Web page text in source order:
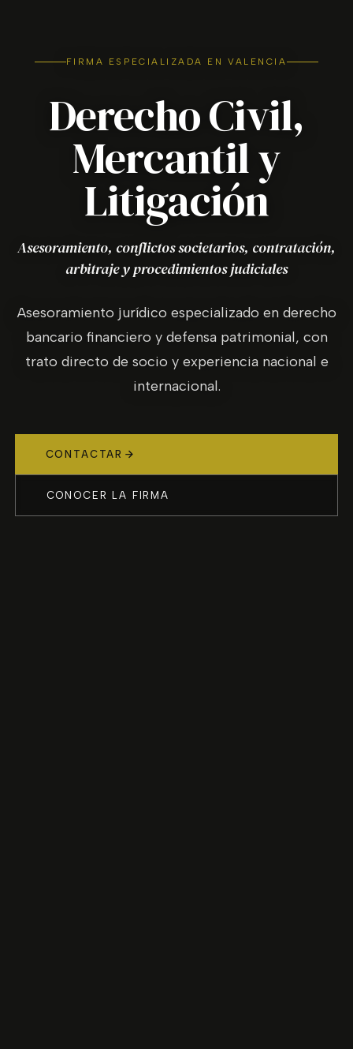
FIRMA ESPECIALIZADA EN VALENCIA
Derecho Civil,
Mercantil y
Litigación
Asesoramiento, conflictos societarios, contratación,
arbitraje y procedimientos judiciales
Asesoramiento jurídico especializado en derecho
bancario financiero y defensa patrimonial, con
trato directo de socio y experiencia nacional e
internacional.
CONTACTAR
CONOCER LA FIRMA